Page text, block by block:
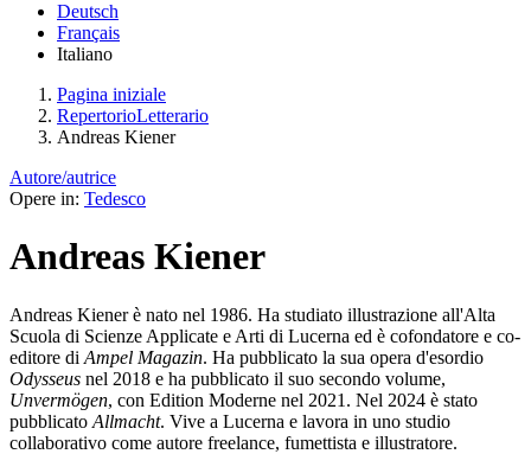
Deutsch
Français
Italiano
Pagina iniziale
RepertorioLetterario
Andreas Kiener
Autore/autrice
Opere in: Tedesco
Andreas Kiener
Andreas Kiener è nato nel 1986. Ha studiato illustrazione all'Alta
Scuola di Scienze Applicate e Arti di Lucerna ed è cofondatore e co-
editore di Ampel Magazin. Ha pubblicato la sua opera d'esordio
Odysseus nel 2018 e ha pubblicato il suo secondo volume,
Unvermögen, con Edition Moderne nel 2021. Nel 2024 è stato
pubblicato Allmacht. Vive a Lucerna e lavora in uno studio
collaborativo come autore freelance, fumettista e illustratore.